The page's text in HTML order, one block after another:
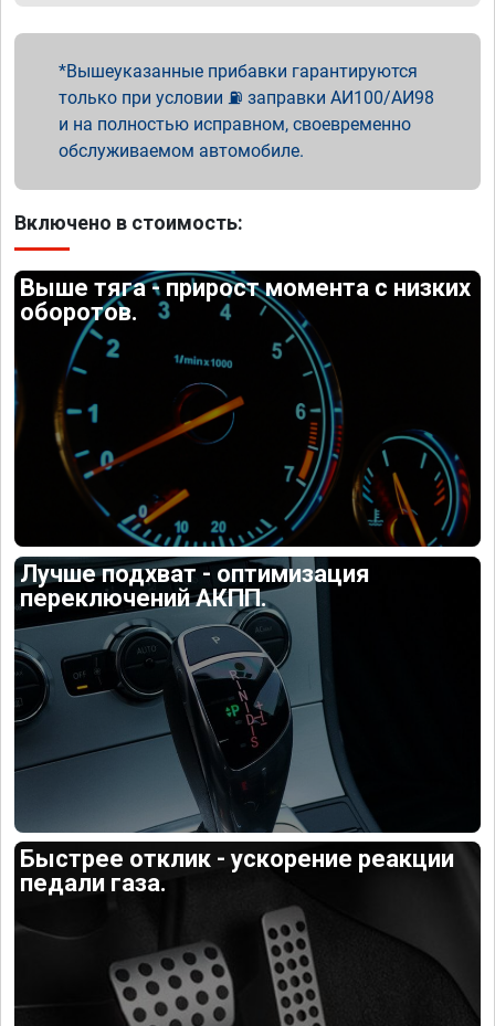
Вышеуказанные прибавки гарантируются
только при условии ⛽ заправки АИ100/АИ98
и на полностью исправном, своевременно
обслуживаемом автомобиле.
Включено в стоимость:
Выше тяга - прирост момента с низких
оборотов.
Лучше подхват - оптимизация
переключений АКПП.
Быстрее отклик - ускорение реакции
педали газа.